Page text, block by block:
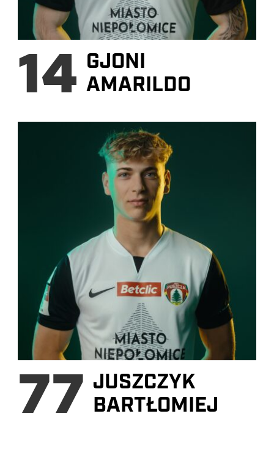
14 GJONI
AMARILDO
77 JUSZCZYK
BARTŁOMIEJ